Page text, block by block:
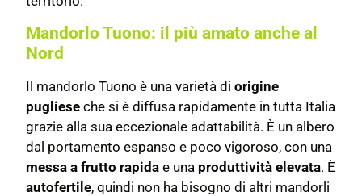
Mandorlo Tuono: il più amato anche al
Nord
Il mandorlo Tuono è una varietà diorigine
pugliese che si è diffusa rapidamente in tutta Italia
grazie alla sua eccezionale adattabilità. È un albero
dal portamento espanso e poco vigoroso, con una
messa a frutto rapida e una produttività elevata. È
autofertile, quindi non ha bisogno di altri mandorli